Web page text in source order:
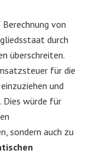
von
durch
überschreiten.
für die
und
Dies würde für
sondern auch zu